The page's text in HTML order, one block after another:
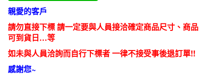
F-
008-
13
數
量
親愛的客戶
請勿直接下標 請一定要與人員接洽確定商品尺寸、商品
可到貨日…等
如未與人員洽詢而自行下標者 一律不接受事後退訂單!!
感謝您~